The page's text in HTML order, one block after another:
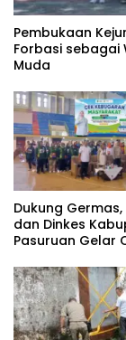
‎Pembukaan
Forbasi sebagai
Muda
Dukung
dan Dinkes
Pasuruan Gelar